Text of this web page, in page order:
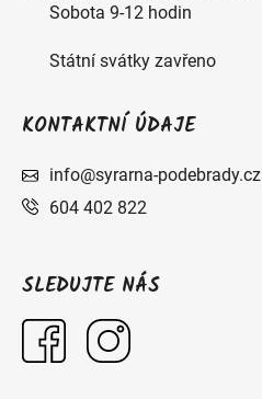
Sobota 9-12 hodin
Státní svátky zavřeno
KONTAKTNÍ ÚDAJE
info@syrarna-podebrady.cz
604 402 822
SLEDUJTE NÁS